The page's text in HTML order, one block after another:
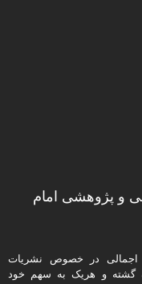
و پژوهشی امام
اجمالی در خصوص نشریات
گشته و هریک به سهم خود